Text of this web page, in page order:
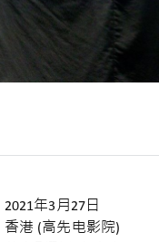
2021年3月27日
香港 (高先电影院)